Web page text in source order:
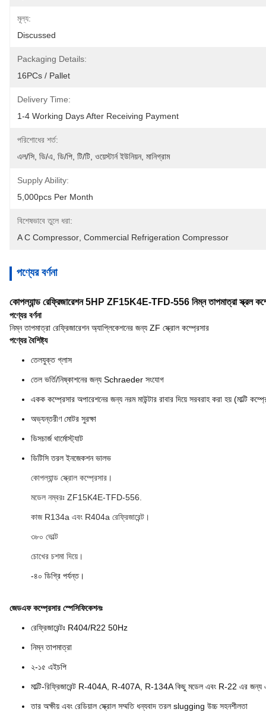
মূল্য:
Discussed
Packaging Details:
16PCs / Pallet
Delivery Time:
1-4 Working Days After Receiving Payment
পরিশোধের শর্ত:
এল/সি, ডি/এ, ডি/পি, টি/টি, ওয়েস্টার্ন ইউনিয়ন, মানিগ্রাম
Supply Ability:
5,000pcs Per Month
বিশেষভাবে তুলে ধরা:
A C Compressor Commercial Refrigeration Compressor
পণ্যের বর্ণনা
কোপল্যান্ড রেফ্রিজারেশন 5HP ZF15K4E-TFD-556 নিম্ন তাপমাত্রা স্ক্রল
পণ্যের বর্ণনা
নিম্ন তাপমাত্রা রেফ্রিজারেশন অ্যাপ্লিকেশনের জন্য ZF স্ক্রোল কম্প্রেসার
পণ্যের বৈশিষ্ট্য
তেলযুক্ত গ্লাস
তেল ভর্তি/নিষ্কাশনের জন্য Schraeder সংযোগ
একক কম্প্রেসার অপারেশনের জন্য নরম মাউন্টার রাবার দিয়ে সরবরাহ করা হয় (মাল্টি
অভ্যন্তরীণ মোটর সুরক্ষা
ডিসচার্জ থার্মোস্ট্যাট
ডিটিসি তরল ইনজেকশন ভালভ
কোপল্যান্ড স্ক্রোল কম্প্রেসার।
মডেল নম্বরঃ ZF15K4E-TFD-556.
কাজ R134a এবং R404a রেফ্রিজারেন্ট।
৩৮০ ভোল্ট
চোখের চশমা দিয়ে।
-৪০ ডিগ্রি পর্যন্ত।
জেডএফ কম্প্রেসার স্পেসিফিকেশনঃ
রেফ্রিজারেন্টঃ R404/R22 50Hz
নিম্ন তাপমাত্রা
২-১৫ এইচপি
মাল্টি-রিফ্রিজারেন্ট R-404A, R-407A, R-134A কিছু মডেল এবং R-22 এর জন্য
তার অক্ষীয় এবং রেডিয়াল স্ক্রোল সম্মতি ধন্যবাদ তরল slugging উচ্চ সহনশীলতা